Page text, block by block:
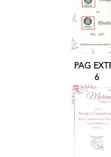
PAG
6